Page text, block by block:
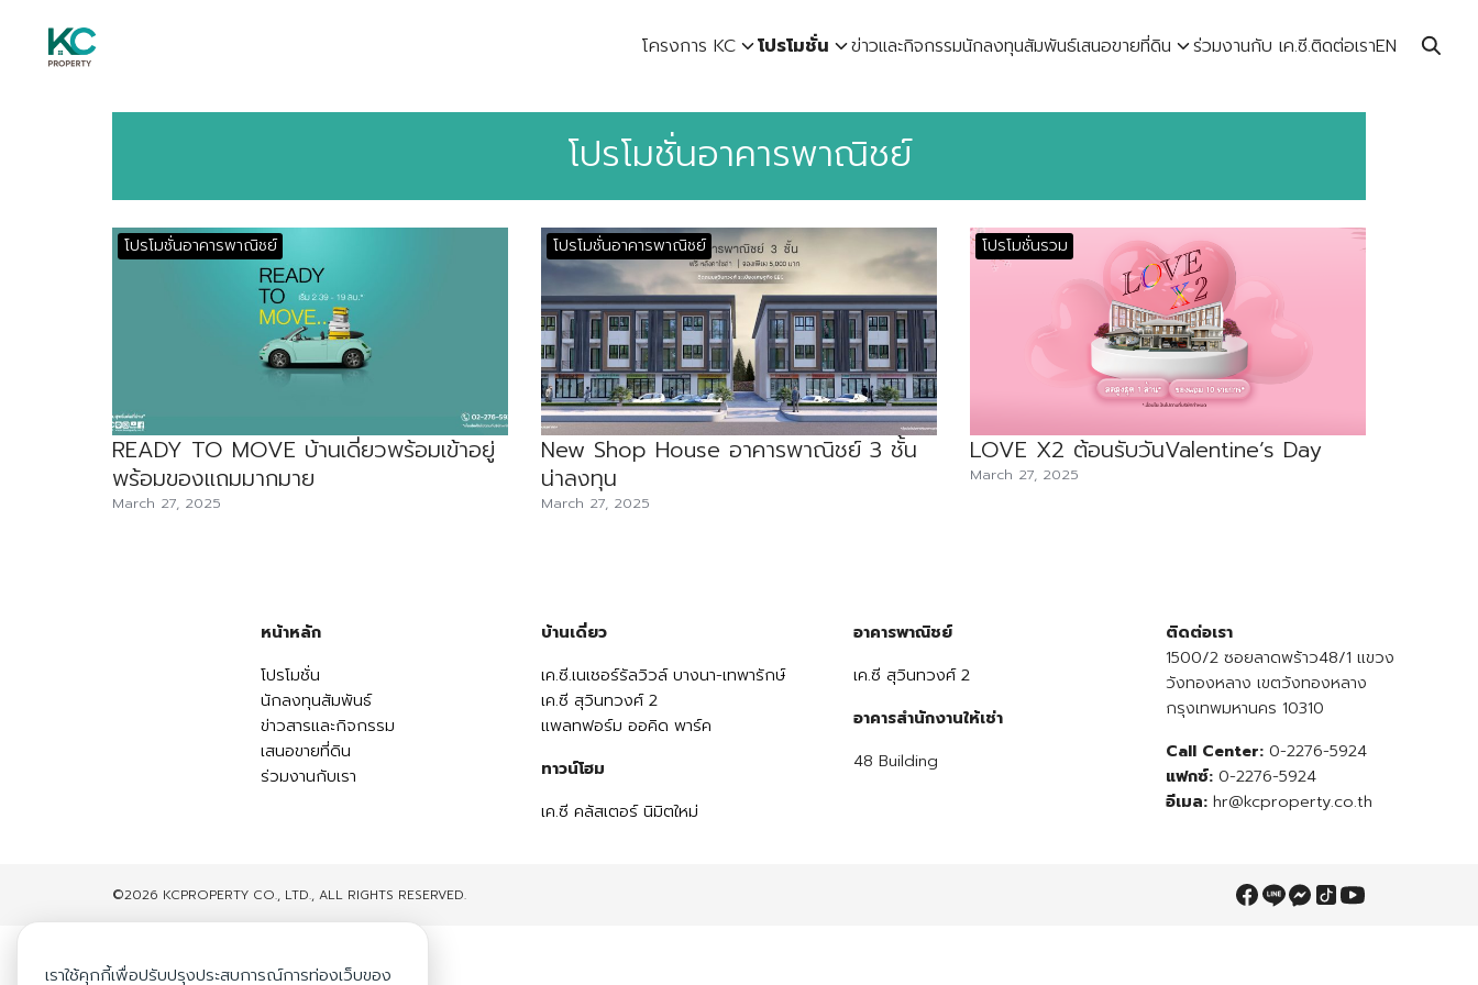
content
โครงการ KC โปรโมชั่น ข่าวและกิจกรรมนักลงทุนสัมพันธ์เสนอขายที่ดิน ร่วมงานกับ เค.ซี.ติดต่อเราEN
for:
โปรโมชั่นอาคารพาณิชย์
โปรโมชั่นอาคารพาณิชย์
READY TO MOVE บ้านเดี่ยวพร้อมเข้าอยู่
พร้อมของแถมมากมาย
March 27, 2025
โปรโมชั่นอาคารพาณิชย์
New Shop House อาคารพาณิชย์ 3 ชั้น
น่าลงทุน
March 27, 2025
โปรโมชั่นรวม
LOVE X2 ต้อนรับวันValentine’s Day
March 27, 2025
หน้าหลัก
โปรโมชั่น
นักลงทุนสัมพันธ์
ข่าวสารและกิจกรรม
เสนอขายที่ดิน
ร่วมงานกับเรา
บ้านเดี่ยว
เค.ซี.เนเชอร์รัลวิวล์ บางนา-เทพารักษ์
เค.ซี สุวินทวงศ์ 2
แพลทฟอร์ม ออคิด พาร์ค
ทาวน์โฮม
เค.ซี คลัสเตอร์ นิมิตใหม่
อาคารพาณิชย์
เค.ซี สุวินทวงศ์ 2
อาคารสำนักงานให้เช่า
48 Building
ติดต่อเรา
1500/2 ซอยลาดพร้าว48/1 แขวง
วังทองหลาง เขตวังทองหลาง
กรุงเทพมหานคร 10310
Call Center: 0-2276-5924
แฟกซ์: 0-2276-5924
อีเมล: hr@kcproperty.co.th
©2026 KCPROPERTY CO., LTD., ALL RIGHTS RESERVED.
เราใช้คุกกี้เพื่อปรับปรุงประสบการณ์การท่องเว็บของ